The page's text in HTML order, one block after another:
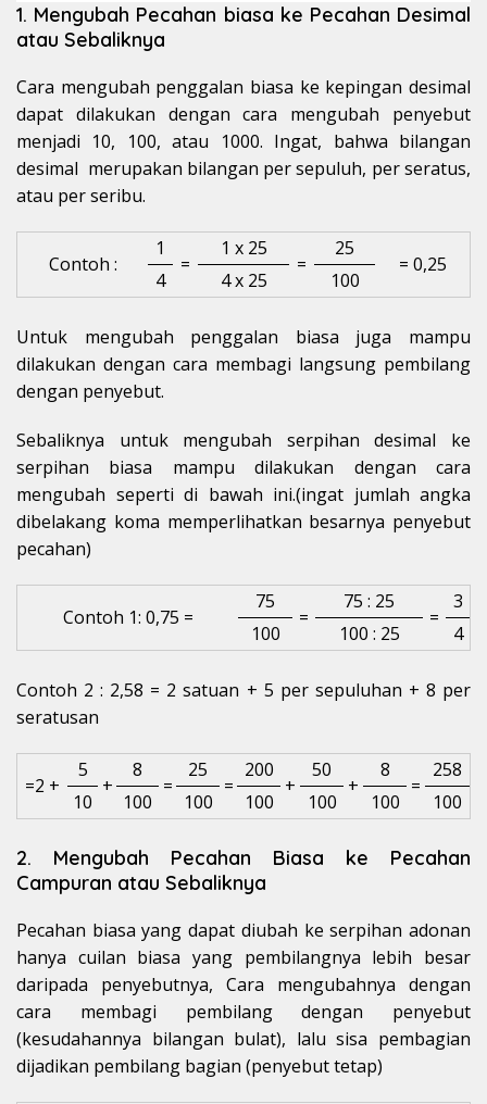
1. Mengubah Pecahan biasa ke Pecahan Desimal
atau Sebaliknya
Cara mengubah penggalan biasa ke kepingan desimal
dapat dilakukan dengan cara mengubah penyebut
menjadi 10, 100, atau 1000. Ingat, bahwa bilangan
desimal merupakan bilangan per sepuluh, per seratus,
atau per seribu.
Contoh :
1
=
1 x 25
=
25
= 0,25
4 4 x 25 100
Untuk mengubah penggalan biasa juga mampu
dilakukan dengan cara membagi langsung pembilang
dengan penyebut.
Sebaliknya untuk mengubah serpihan desimal ke
serpihan biasa mampu dilakukan dengan cara
mengubah seperti di bawah ini.(ingat jumlah angka
dibelakang koma memperlihatkan besarnya penyebut
pecahan)
Contoh 1: 0,75 =
75
=
75 : 25
=
3
100
100 : 25 4
Contoh 2 : 2,58 = 2 satuan + 5 per sepuluhan + 8 per
seratusan
=2 +
5
+
8
=
25
=
200
+
50
+
8
=
258
10
100 100 100 100 100 100
2. Mengubah Pecahan Biasa ke Pecahan
Campuran atau Sebaliknya
Pecahan biasa yang dapat diubah ke serpihan adonan
hanya cuilan biasa yang pembilangnya lebih besar
daripada penyebutnya, Cara mengubahnya dengan
cara membagi pembilang dengan penyebut
(kesudahannya bilangan bulat), lalu sisa pembagian
dijadikan pembilang bagian (penyebut tetap)